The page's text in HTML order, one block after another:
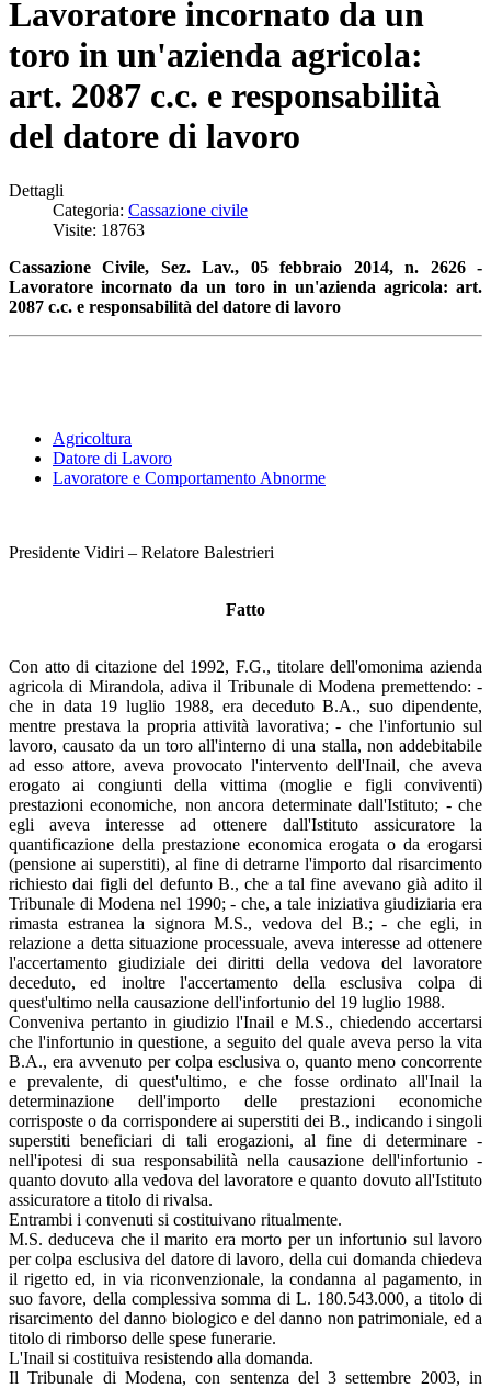
Lavoratore incornato da un
toro in un'azienda agricola:
art. 2087 c.c. e responsabilità
del datore di lavoro
Dettagli
Categoria: Cassazione civile
Visite: 18763
Cassazione Civile, Sez. Lav., 05 febbraio 2014, n. 2626 -
Lavoratore incornato da un toro in un'azienda agricola: art.
2087 c.c. e responsabilità del datore di lavoro
Agricoltura
Datore di Lavoro
Lavoratore e Comportamento Abnorme
Presidente Vidiri – Relatore Balestrieri
Fatto
Con atto di citazione del 1992, F.G., titolare dell'omonima azienda
agricola di Mirandola, adiva il Tribunale di Modena premettendo: -
che in data 19 luglio 1988, era deceduto B.A., suo dipendente,
mentre prestava la propria attività lavorativa; - che l'infortunio sul
lavoro, causato da un toro all'interno di una stalla, non addebitabile
ad esso attore, aveva provocato l'intervento dell'Inail, che aveva
erogato ai congiunti della vittima (moglie e figli conviventi)
prestazioni economiche, non ancora determinate dall'Istituto; - che
egli aveva interesse ad ottenere dall'Istituto assicuratore la
quantificazione della prestazione economica erogata o da erogarsi
(pensione ai superstiti), al fine di detrarne l'importo dal risarcimento
richiesto dai figli del defunto B., che a tal fine avevano già adito il
Tribunale di Modena nel 1990; - che, a tale iniziativa giudiziaria era
rimasta estranea la signora M.S., vedova del B.; - che egli, in
relazione a detta situazione processuale, aveva interesse ad ottenere
l'accertamento giudiziale dei diritti della vedova del lavoratore
deceduto, ed inoltre l'accertamento della esclusiva colpa di
quest'ultimo nella causazione dell'infortunio del 19 luglio 1988.
Conveniva pertanto in giudizio l'Inail e M.S., chiedendo accertarsi
che l'infortunio in questione, a seguito del quale aveva perso la vita
B.A., era avvenuto per colpa esclusiva o, quanto meno concorrente
e prevalente, di quest'ultimo, e che fosse ordinato all'Inail la
determinazione dell'importo delle prestazioni economiche
corrisposte o da corrispondere ai superstiti dei B., indicando i singoli
superstiti beneficiari di tali erogazioni, al fine di determinare -
nell'ipotesi di sua responsabilità nella causazione dell'infortunio -
quanto dovuto alla vedova del lavoratore e quanto dovuto all'Istituto
assicuratore a titolo di rivalsa.
Entrambi i convenuti si costituivano ritualmente.
M.S. deduceva che il marito era morto per un infortunio sul lavoro
per colpa esclusiva del datore di lavoro, della cui domanda chiedeva
il rigetto ed, in via riconvenzionale, la condanna al pagamento, in
suo favore, della complessiva somma di L. 180.543.000, a titolo di
risarcimento del danno biologico e del danno non patrimoniale, ed a
titolo di rimborso delle spese funerarie.
L'Inail si costituiva resistendo alla domanda.
Il Tribunale di Modena, con sentenza del 3 settembre 2003, in